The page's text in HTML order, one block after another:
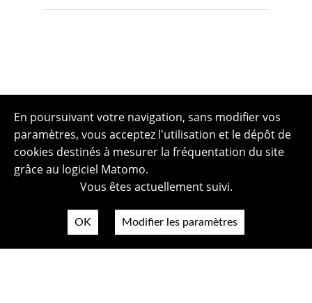
En poursuivant votre navigation, sans modifier vos
paramètres, vous acceptez l'utilisation et le dépôt de
cookies destinés à mesurer la fréquentation du site
grâce au logiciel Matomo.
Vous êtes actuellement suivi.
OK Modifier les paramètres